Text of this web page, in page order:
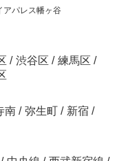
アパレス幡ヶ谷
/ 渋谷区 / 練馬区 /
南 / 弥生町 / 新宿 /